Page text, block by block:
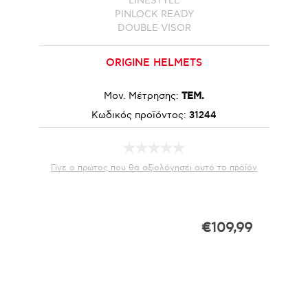
PINLOCK READY
DOUBLE VISOR
ORIGINE HELMETS
Μον. Μέτρησης: ΤΕΜ.
Κωδικός προϊόντος: 31244
Γίνε ο πρώτος που θα αξιολόγησει αυτό το προϊόν
€109,99